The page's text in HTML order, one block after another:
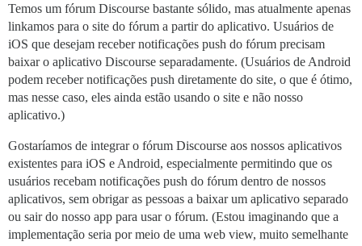
Temos um fórum Discourse bastante sólido, mas atualmente apenas
linkamos para o site do fórum a partir do aplicativo. Usuários de
iOS que desejam receber notificações push do fórum precisam
baixar o aplicativo Discourse separadamente. (Usuários de Android
podem receber notificações push diretamente do site, o que é ótimo,
mas nesse caso, eles ainda estão usando o site e não nosso
aplicativo.)
Gostaríamos de integrar o fórum Discourse aos nossos aplicativos
existentes para iOS e Android, especialmente permitindo que os
usuários recebam notificações push do fórum dentro de nossos
aplicativos, sem obrigar as pessoas a baixar um aplicativo separado
ou sair do nosso app para usar o fórum. (Estou imaginando que a
implementação seria por meio de uma web view, muito semelhante